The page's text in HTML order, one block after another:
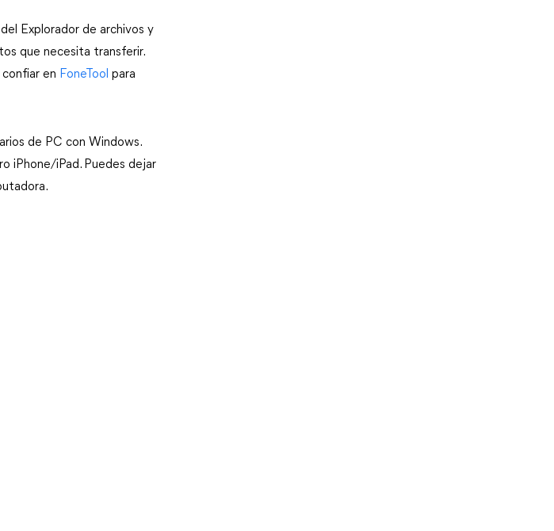
Explorador de archivos y
que necesita transferir.
en FoneTool para
de PC con Windows.
iPhone/iPad. Puedes dejar